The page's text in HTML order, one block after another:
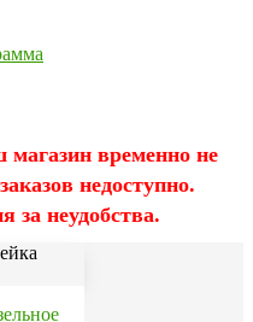
временно не
недоступно.
за неудобства.